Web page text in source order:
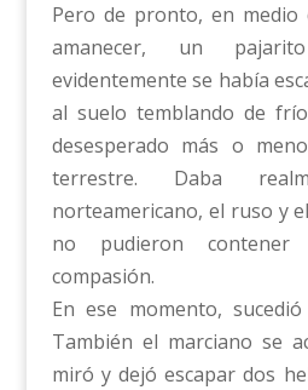
Pero de pronto, en
amanecer, un
evidentemente se había
al suelo temblando de
desesperado más o
terrestre. Daba
norteamericano, el ruso y
no pudieron
compasión.
En ese momento,
También el marciano se
miró y dejó escapar dos